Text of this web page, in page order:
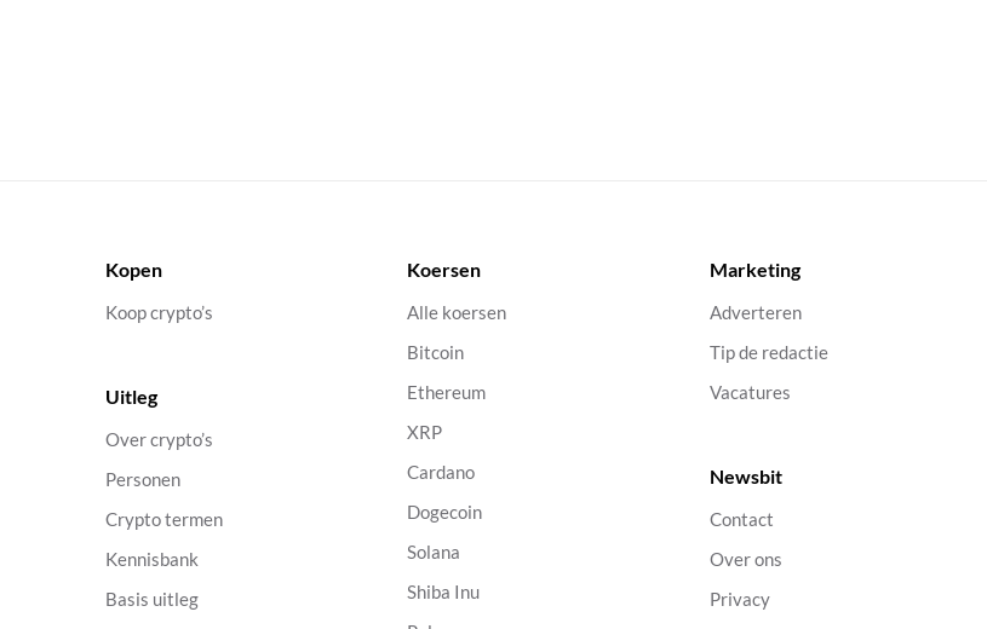
Kopen
Koop crypto’s
Uitleg
Over crypto’s
Personen
Crypto termen
Kennisbank
Basis uitleg
Koersen
Alle koersen
Bitcoin
Ethereum
XRP
Cardano
Dogecoin
Solana
Shiba Inu
Marketing
Adverteren
Tip de redactie
Vacatures
Newsbit
Contact
Over ons
Privacy